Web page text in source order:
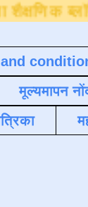
आपले
मूल्यमापन